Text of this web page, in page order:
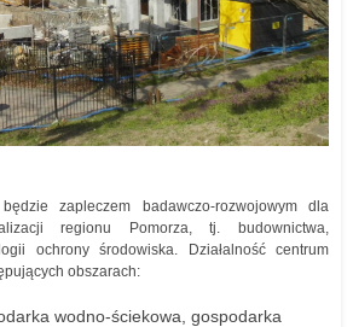
zapleczem badawczo-rozwojowym dla
regionu Pomorza, tj. budownictwa,
ochrony środowiska. Działalność centrum
obszarach:
wodno-ściekowa, gospodarka